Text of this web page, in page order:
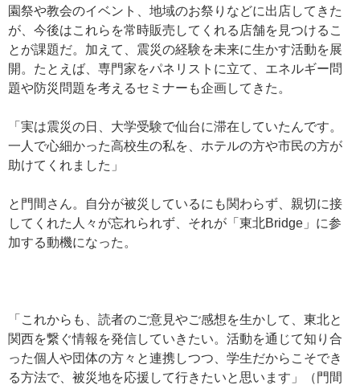
園祭や教会のイベント、地域のお祭りなどに出店してきた
が、今後はこれらを常時販売してくれる店舗を見つけるこ
とが課題だ。加えて、震災の経験を未来に生かす活動を展
開。たとえば、専門家をパネリストに立て、エネルギー問
題や防災問題を考えるセミナーも企画してきた。
「実は震災の日、大学受験で仙台に滞在していたんです。
一人で心細かった高校生の私を、ホテルの方や市民の方が
助けてくれました」
と門間さん。自分が被災しているにも関わらず、親切に接
してくれた人々が忘れられず、それが「東北Bridge」に参
加する動機になった。
「これからも、読者のご意見やご感想を生かして、東北と
関西を繋ぐ情報を発信していきたい。活動を通じて知り合
った個人や団体の方々と連携しつつ、学生だからこそでき
る方法で、被災地を応援して行きたいと思います」（門間